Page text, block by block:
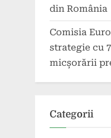
din România
Comisia
strategie cu
micșorării
Categorii